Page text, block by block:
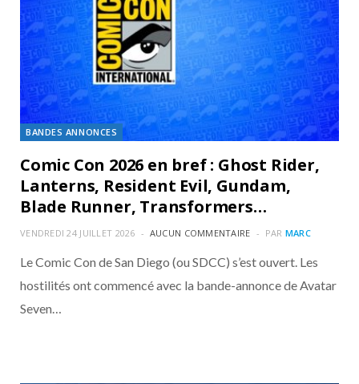
BANDES ANNONCES
Comic Con 2026 en bref : Ghost Rider,
Lanterns, Resident Evil, Gundam,
Blade Runner, Transformers…
VENDREDI 24 JUILLET 2026 AUCUN COMMENTAIRE PAR MARC
Le Comic Con de San Diego (ou SDCC) s’est ouvert. Les
hostilités ont commencé avec la bande-annonce de Avatar
Seven…